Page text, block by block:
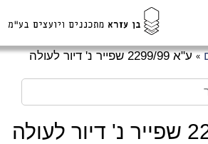
» ע"א 2299/99 שפייר נ' דיור לעולה